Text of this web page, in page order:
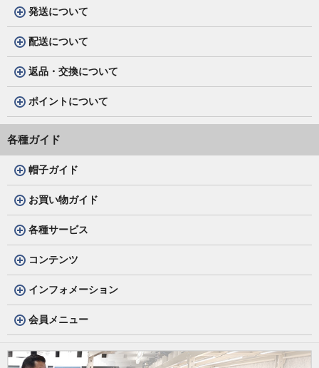
発送について
配送について
返品・交換について
ポイントについて
各種ガイド
帽子ガイド
お買い物ガイド
各種サービス
コンテンツ
インフォメーション
会員メニュー